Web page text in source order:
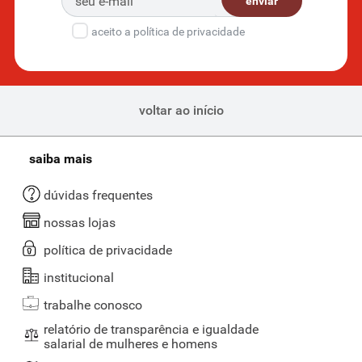
durabilidade e sabor. Se você gosta de testar e experimentar novos
sabores, aproveite para visitar nossa página detemperos e
Feijão: opções para todos os gostos
escolhe entre diferentes tipos para sua receita ideal. O feijão carioca,
leves. Temos disponíveis marcas como:
Aqui você encontra desde
para quem busca uma alimentação mais natural
opções de feijão-fradinho, que atendem aos mais diversos paladares
Existe diferença entre arroz branco e integral?
aceito a política de privacidade
voltar ao início
saiba mais
dúvidas frequentes
nossas lojas
política de privacidade
institucional
trabalhe conosco
relatório de transparência e igualdade
salarial de mulheres e homens